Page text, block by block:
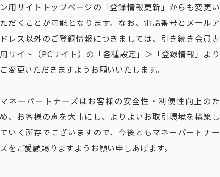
ン用サイトトップページの「登録情報更新」からも変更い
ただくことが可能となります。なお、電話番号とメールア
ドレス以外のご登録情報につきましては、引き続き会員専
用サイト（PCサイト）の「各種設定」＞「登録情報」より
ご変更いただきますようお願いいたします。
マネーパートナーズはお客様の安全性・利便性向上のた
め、お客様の声を大事にし、よりよいお取引環境を構築し
ていく所存でございますので、今後ともマネーパートナー
ズをご愛顧賜りますようお願い申しあげます。